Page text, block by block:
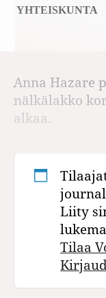
YHTEISKUNTA
Anna Hazare
nälkälakko
alkaa.
Liity
Tilaa